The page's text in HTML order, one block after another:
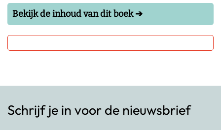
Bekijk de inhoud van dit boek ➔
Schrijf je in voor de nieuwsbrief